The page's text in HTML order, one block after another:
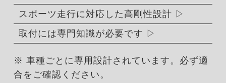
スポーツ走行に対応した高剛性設計
取付には専門知識が必要です
※ 車種ごとに専用設計されています。必ず適
合をご確認ください。